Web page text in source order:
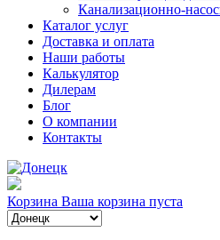
Канализационно-
Каталог услуг
Доставка и оплата
Наши работы
Калькулятор
Дилерам
Блог
О компании
Контакты
Корзина Ваша корзина пуста